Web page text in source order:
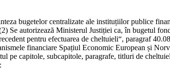
bugetelor centralizate ale instituțiilor publice
Se autorizează Ministerul Justiției ca, în bugetul
pentru efectuarea de cheltuieli“, paragraf
financiare Spațiul Economic European și
pe capitole, subcapitole, paragrafe, titluri de